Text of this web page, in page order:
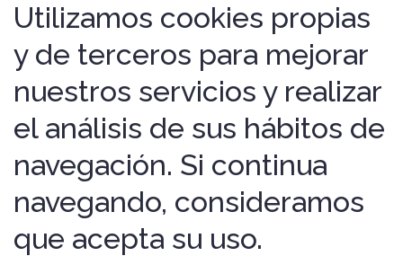
Utilizamos cookies propias
y de terceros para mejorar
nuestros servicios y realizar
el análisis de sus hábitos de
navegación. Si continua
navegando, consideramos
que acepta su uso.